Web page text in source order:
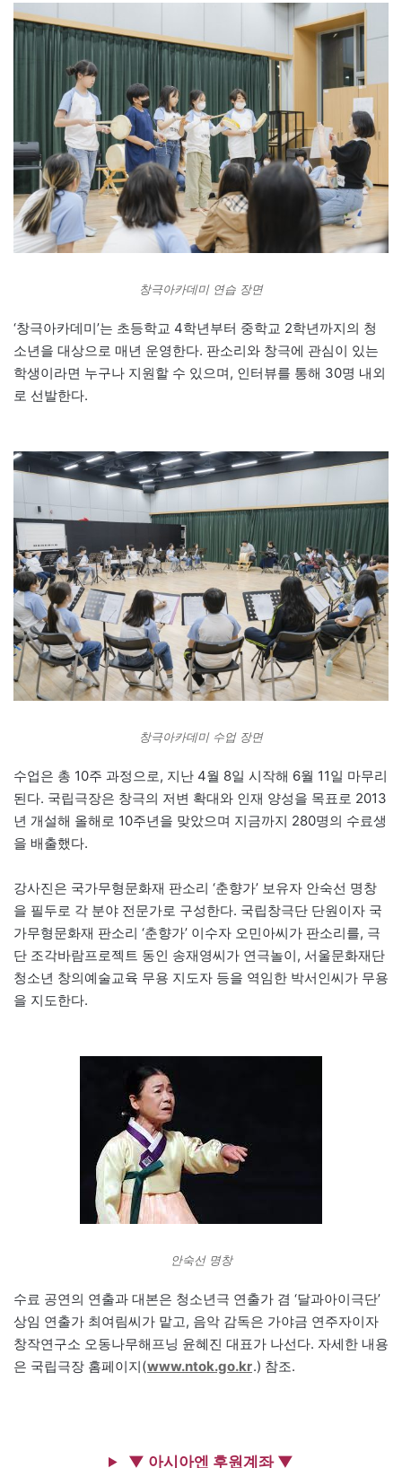
창극아카데미 연습 장면
‘창극아카데미’는 초등학교 4학년부터 중학교 2학년까지의 청
소년을 대상으로 매년 운영한다. 판소리와 창극에 관심이 있는
학생이라면 누구나 지원할 수 있으며, 인터뷰를 통해 30명 내외
로 선발한다.
창극아카데미 수업 장면
수업은 총 10주 과정으로, 지난 4월 8일 시작해 6월 11일 마무리
된다. 국립극장은 창극의 저변 확대와 인재 양성을 목표로 2013
년 개설해 올해로 10주년을 맞았으며 지금까지 280명의 수료생
을 배출했다.
강사진은 국가무형문화재 판소리 ‘춘향가’ 보유자 안숙선 명창
을 필두로 각 분야 전문가로 구성한다. 국립창극단 단원이자 국
가무형문화재 판소리 ‘춘향가’ 이수자 오민아씨가 판소리를, 극
단 조각바람프로젝트 동인 송재영씨가 연극놀이, 서울문화재단
청소년 창의예술교육 무용 지도자 등을 역임한 박서인씨가 무용
을 지도한다.
안숙선 명창
수료 공연의 연출과 대본은 청소년극 연출가 겸 ‘달과아이극단’
상임 연출가 최여림씨가 맡고, 음악 감독은 가야금 연주자이자
창작연구소 오동나무해프닝 윤혜진 대표가 나선다. 자세한 내용
은 국립극장 홈페이지(www.ntok.go.kr.) 참조.
▼ 아시아엔 후원계좌 ▼